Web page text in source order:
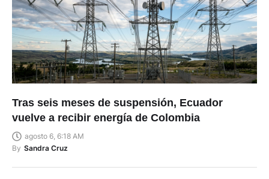
Tras seis meses de suspensión, Ecuador
vuelve a recibir energía de Colombia
agosto 6, 6:18 AM
By Sandra Cruz